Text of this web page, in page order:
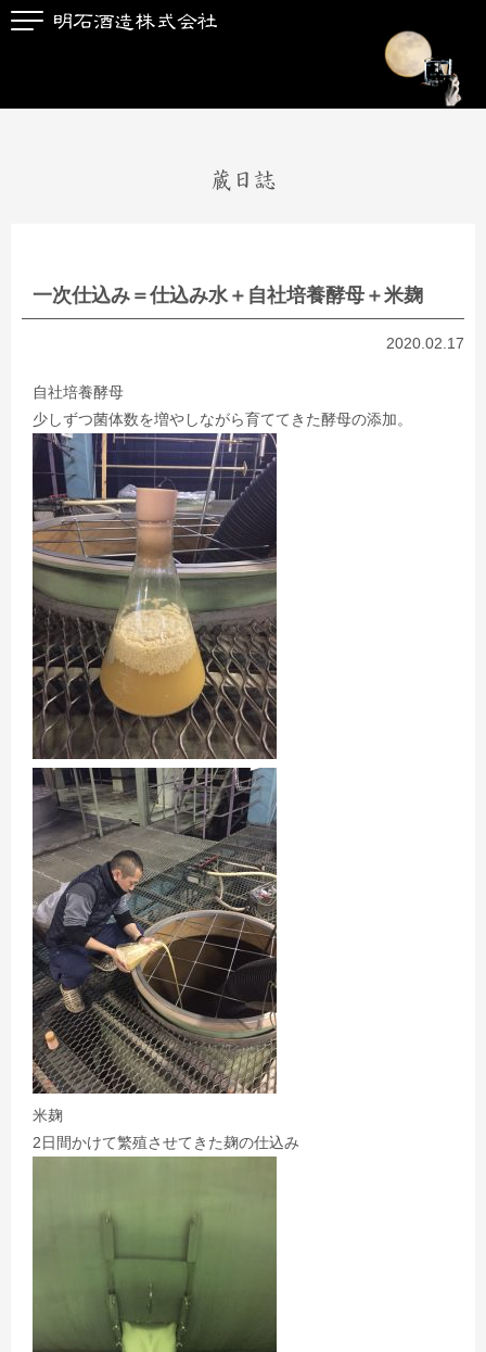
蔵日誌
一次仕込み＝仕込み水＋自社培養酵母＋米麹
2020.02.17
自社培養酵母
少しずつ菌体数を増やしながら育ててきた酵母の添加。
米麹
2日間かけて繁殖させてきた麹の仕込み